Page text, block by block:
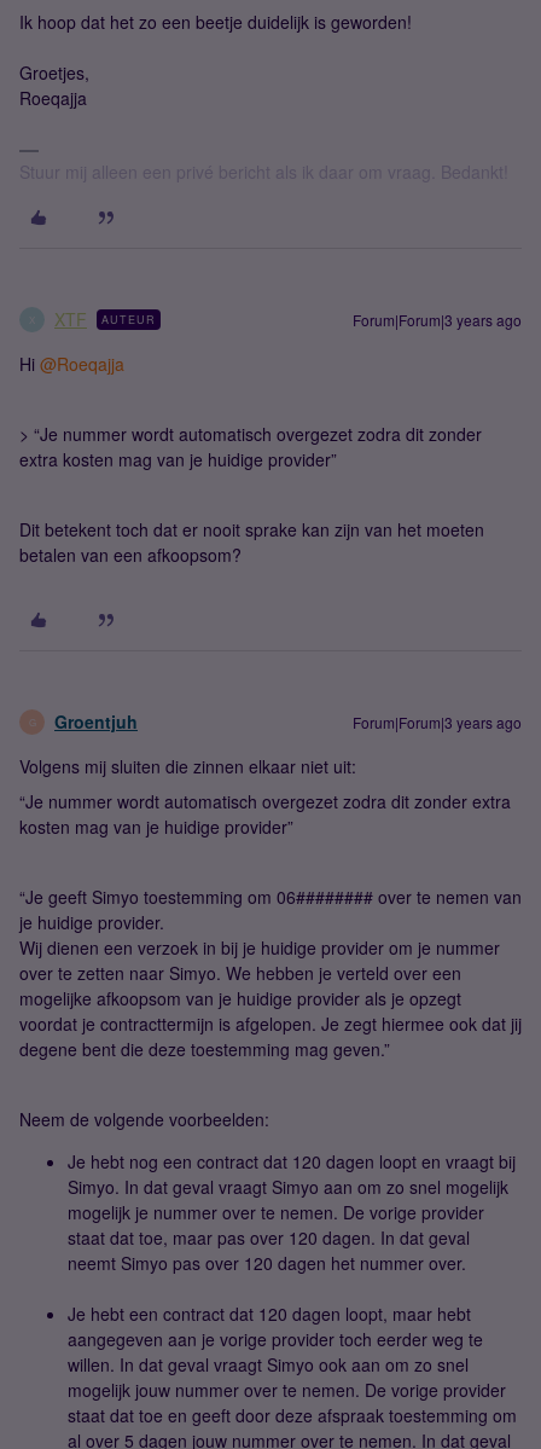
Ik hoop dat het zo een beetje duidelijk is geworden!
Groetjes,
Roeqajja
Stuur mij alleen een privé bericht als ik daar om vraag. Bedankt!
XTF AUTEUR Forum|Forum|3 years ago
Hi @Roeqajja
> “Je nummer wordt automatisch overgezet zodra dit zonder
extra kosten mag van je huidige provider”
Dit betekent toch dat er nooit sprake kan zijn van het moeten
betalen van een afkoopsom?
G Groentjuh Forum|Forum|3 years ago
Volgens mij sluiten die zinnen elkaar niet uit:
“Je nummer wordt automatisch overgezet zodra dit zonder extra
kosten mag van je huidige provider”
“Je geeft Simyo toestemming om 06######## over te nemen van
je huidige provider.
Wij dienen een verzoek in bij je huidige provider om je nummer
over te zetten naar Simyo. We hebben je verteld over een
mogelijke afkoopsom van je huidige provider als je opzegt
voordat je contracttermijn is afgelopen. Je zegt hiermee ook dat jij
degene bent die deze toestemming mag geven.”
Neem de volgende voorbeelden:
Je hebt nog een contract dat 120 dagen loopt en vraagt bij
Simyo. In dat geval vraagt Simyo aan om zo snel mogelijk
mogelijk je nummer over te nemen. De vorige provider
staat dat toe, maar pas over 120 dagen. In dat geval
neemt Simyo pas over 120 dagen het nummer over.
Je hebt een contract dat 120 dagen loopt, maar hebt
aangegeven aan je vorige provider toch eerder weg te
willen. In dat geval vraagt Simyo ook aan om zo snel
mogelijk jouw nummer over te nemen. De vorige provider
staat dat toe en geeft door deze afspraak toestemming om
al over 5 dagen jouw nummer over te nemen. In dat geval